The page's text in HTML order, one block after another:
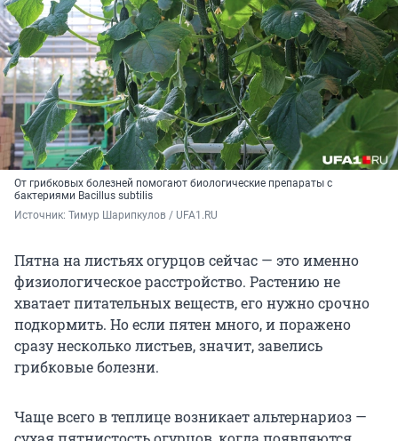
От грибковых болезней помогают биологические препараты с
бактериями Bacillus subtilis
Источник: Тимур Шарипкулов / UFA1.RU
Пятна на листьях огурцов сейчас — это именно
физиологическое расстройство. Растению не
хватает питательных веществ, его нужно срочно
подкормить. Но если пятен много, и поражено
сразу несколько листьев, значит, завелись
грибковые болезни.
Чаще всего в теплице возникает альтернариоз —